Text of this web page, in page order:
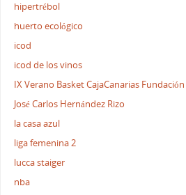
hipertrébol
huerto ecológico
icod
icod de los vinos
IX Verano Basket CajaCanarias Fundación
José Carlos Hernández Rizo
la casa azul
liga femenina 2
lucca staiger
nba